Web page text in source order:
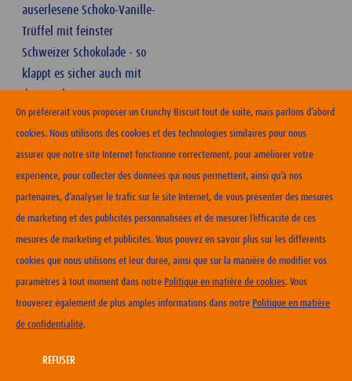
auserlesene Schoko-Vanille-
Trüffel mit feinster
Schweizer Schokolade - so
klappt es sicher auch mit
ERHÄLTLICHKEIT
KONTAKT
NUTZUNGSBEDINGUNGEN
DATENSCHUTZERKLÄRUNG
CARRIERA
On préférerait vous proposer un Crunchy Biscuit tout de suite, mais parlons d’abord
cookies. Nous utilisons des cookies et des technologies similaires pour nous
assurer que notre site Internet fonctionne correctement, pour améliorer votre
expérience, pour collecter des données qui nous permettent, ainsi qu’à nos
partenaires, d’analyser le trafic sur le site Internet, de vous présenter des mesures
de marketing et des publicités personnalisées et de mesurer l’efficacité de ces
mesures de marketing et publicités. Vous pouvez en savoir plus sur les différents
cookies que nous utilisons et leur durée, ainsi que sur la manière de modifier vos
paramètres à tout moment dans notre Politique en matière de cookies. Vous
trouverez également de plus amples informations dans notre Politique en matière
de confidentialité.
REFUSER